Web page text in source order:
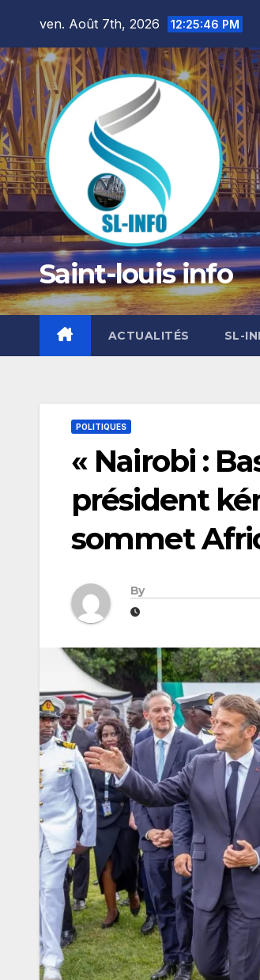
content
ven. Août 7th, 2026 12:25:48 PM
Saint-louis info
ACTUALITÉS SL-
POLITIQUES
« Nairobi :
président
sommet
By